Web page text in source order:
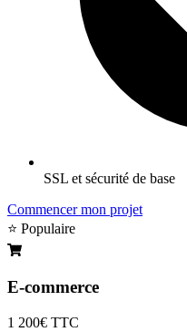
SSL et sécurité de base
Commencer mon projet
⭐ Populaire
E-commerce
1 200€ TTC